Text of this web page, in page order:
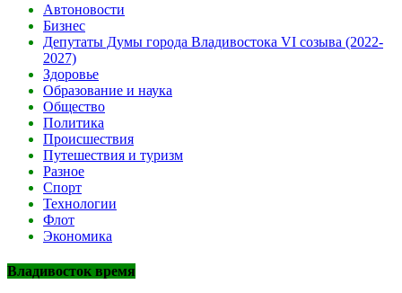
Автоновости
Бизнес
Депутаты Думы города Владивостока VI созыва (2022-
2027)
Здоровье
Образование и наука
Общество
Политика
Происшествия
Путешествия и туризм
Разное
Спорт
Технологии
Флот
Экономика
Владивосток время